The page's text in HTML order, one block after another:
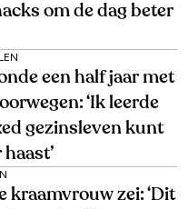
om de dag beter
een half jaar met
‘Ik leerde
gezinsleven kunt
kraamvrouw zei: ‘Dit